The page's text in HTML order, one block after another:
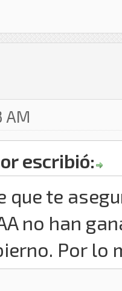
AM
escribió:
que te
no han
Por lo